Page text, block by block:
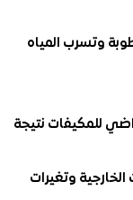
المياه
نتيجة
وتغيرات